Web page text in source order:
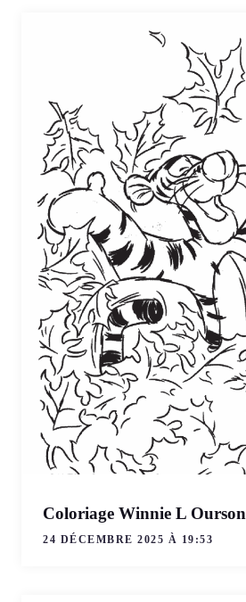
Coloriage Winnie L Ourson
24 DÉCEMBRE 2025 À 19:53